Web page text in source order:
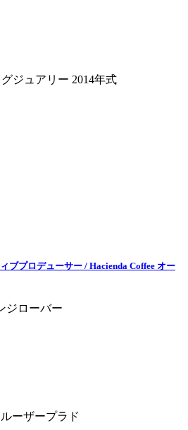
ジュアリー 2014年式
ブプロデューサー / Hacienda Coffee オー
ジローバー
ーザープラド